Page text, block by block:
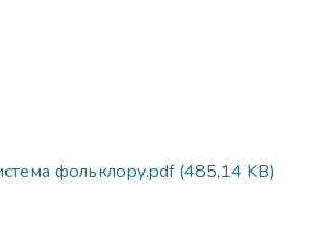
фольклору.pdf(485,14 KB)